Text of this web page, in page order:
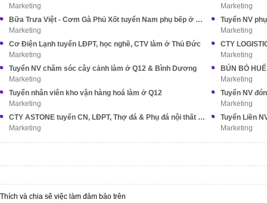
Marketing
Marketing
Bữa Trưa Việt - Cơm Gà Phủ Xốt tuyển Nam phụ bếp ở Tân Bình
Marketing
Marketing
Cơ Điện Lạnh tuyển LĐPT, học nghề, CTV làm ở Thủ Đức
Marketing
CTY
Marketing
Tuyển NV chăm sóc cây cảnh làm ở Q12 & Bình Dương
Marketing
Marketing
Tuyển nhân viên kho vận hàng hoá làm ở Q12
Marketing
Tuyển NV
Marketing
CTY ASTONE tuyển CN, LĐPT, Thợ đá & Phụ đá nội thất XK
Marketing
Marketing
Thích và chia sẽ việc làm đảm bảo trên